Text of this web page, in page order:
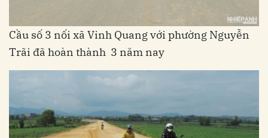
Cầu số 3 nối xã Vinh Quang với phường Nguyễn
Trãi đã hoàn thành 3 năm nay